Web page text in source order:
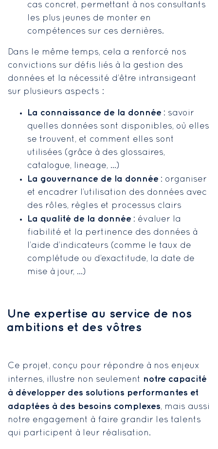
cas concret, permettant à nos consultants
les plus jeunes de monter en
compétences sur ces dernières.
Dans le même temps, cela a renforcé nos
convictions sur défis liés à la gestion des
données et la nécessité d’être intransigeant
sur plusieurs aspects :
La connaissance de la donnée : savoir
quelles données sont disponibles, où elles
se trouvent, et comment elles sont
utilisées (grâce à des glossaires,
catalogue, lineage, …)
La gouvernance de la donnée : organiser
et encadrer l’utilisation des données avec
des rôles, règles et processus clairs
La qualité de la donnée : évaluer la
fiabilité et la pertinence des données à
l’aide d’indicateurs (comme le taux de
complétude ou d’exactitude, la date de
mise à jour, …)
Une expertise au service de nos
ambitions et des vôtres
Ce projet, conçu pour répondre à nos enjeux
internes, illustre non seulement notre capacité
à développer des solutions performantes et
adaptées à des besoins complexes, mais aussi
notre engagement à faire grandir les talents
qui participent à leur réalisation.